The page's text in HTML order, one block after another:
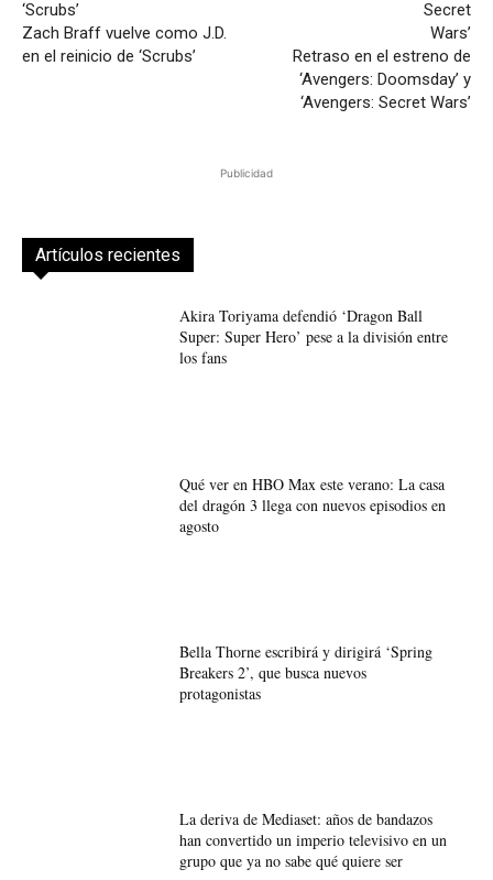
Zach Braff vuelve como J.D.
en el reinicio de ‘Scrubs’
Retraso en el estreno de
‘Avengers: Doomsday’ y
‘Avengers: Secret Wars’
Publicidad
Artículos recientes
Akira Toriyama defendió ‘Dragon Ball
Super: Super Hero’ pese a la división entre
los fans
Qué ver en HBO Max este verano: La casa
del dragón 3 llega con nuevos episodios en
agosto
Bella Thorne escribirá y dirigirá ‘Spring
Breakers 2’, que busca nuevos
protagonistas
La deriva de Mediaset: años de bandazos
han convertido un imperio televisivo en un
grupo que ya no sabe qué quiere ser